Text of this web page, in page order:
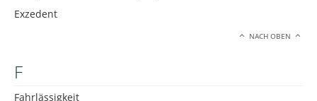
Exzedent
NACH OBEN
F
Fahrlässigkeit